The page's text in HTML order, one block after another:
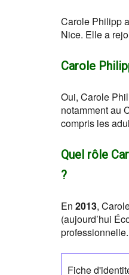
Carole Philipp
Nice. Elle a
Carole
Oui, Carole
notamment au
compris les
Quel rôle
?
En 2013,
(aujourd’hui
professionnelle.
Fiche